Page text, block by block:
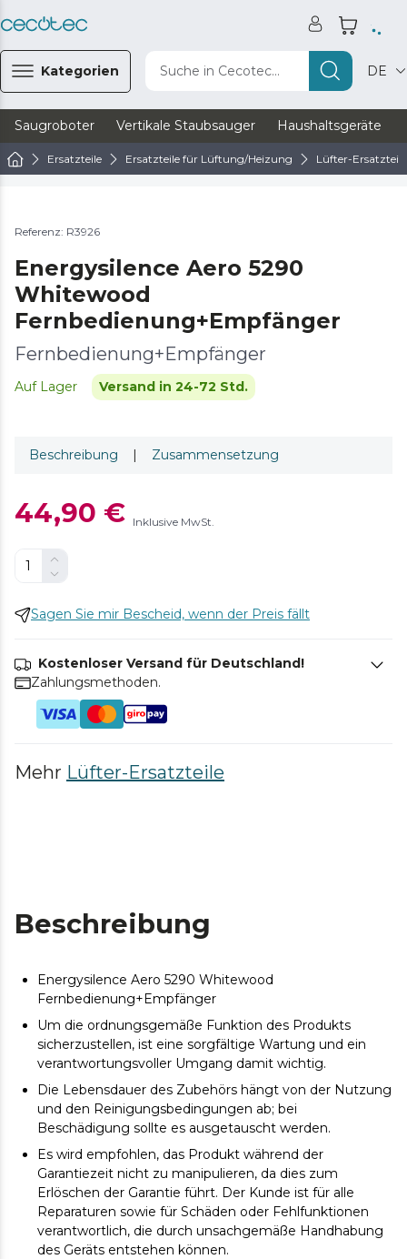
Kategorien Suche in Cecotec... DE
Saugroboter Vertikale Staubsauger Haushaltsgeräte
Ersatzteile Ersatzteile für Lüftung/Heizung Lüfter-Ersatzteile
Referenz: R3926
Energysilence Aero 5290
Whitewood
Fernbedienung+Empfänger
Fernbedienung+Empfänger
Auf Lager Versand in 24-72 Std.
Beschreibung | Zusammensetzung
44,90 € Inklusive MwSt.
Sagen Sie mir Bescheid, wenn der Preis fällt
Kostenloser Versand für Deutschland!
Zahlungsmethoden.
Mehr Lüfter-Ersatzteile
Beschreibung
Energysilence Aero 5290 Whitewood
Fernbedienung+Empfänger
Um die ordnungsgemäße Funktion des Produkts
sicherzustellen, ist eine sorgfältige Wartung und ein
verantwortungsvoller Umgang damit wichtig.
Die Lebensdauer des Zubehörs hängt von der Nutzung
und den Reinigungsbedingungen ab; bei
Beschädigung sollte es ausgetauscht werden.
Es wird empfohlen, das Produkt während der
Garantiezeit nicht zu manipulieren, da dies zum
Erlöschen der Garantie führt. Der Kunde ist für alle
Reparaturen sowie für Schäden oder Fehlfunktionen
verantwortlich, die durch unsachgemäße Handhabung
des Geräts entstehen können.